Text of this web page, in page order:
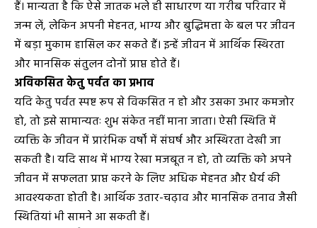
हैं। मान्यता है कि ऐसे जातक भले ही साधारण या गरीब परिवार में
जन्म लें, लेकिन अपनी मेहनत, भाग्य और बुद्धिमत्ता के बल पर जीवन
में बड़ा मुकाम हासिल कर सकते हैं। इन्हें जीवन में आर्थिक स्थिरता
और मानसिक संतुलन दोनों प्राप्त होते हैं।
अविकसित केतु पर्वत का प्रभाव
यदि केतु पर्वत स्पष्ट रूप से विकसित न हो और उसका उभार कमजोर
हो, तो इसे सामान्यतः शुभ संकेत नहीं माना जाता। ऐसी स्थिति में
व्यक्ति के जीवन में प्रारंभिक वर्षों में संघर्ष और अस्थिरता देखी जा
सकती है। यदि साथ में भाग्य रेखा मजबूत न हो, तो व्यक्ति को अपने
जीवन में सफलता प्राप्त करने के लिए अधिक मेहनत और धैर्य की
आवश्यकता होती है। आर्थिक उतार-चढ़ाव और मानसिक तनाव जैसी
स्थितियां भी सामने आ सकती हैं।